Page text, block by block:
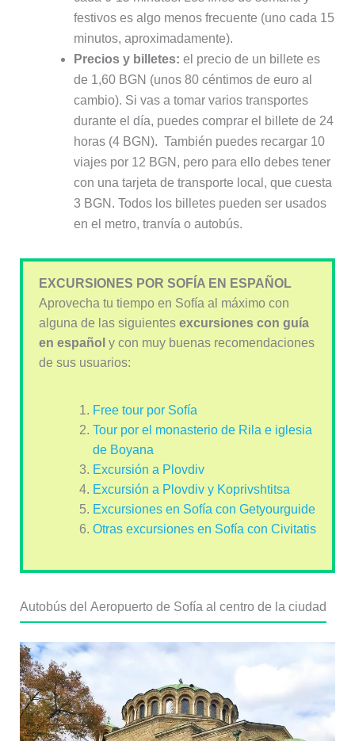
festivos es algo menos frecuente (uno cada 15
minutos, aproximadamente).
Precios y billetes: el precio de un billete es
de 1,60 BGN (unos 80 céntimos de euro al
cambio). Si vas a tomar varios transportes
durante el día, puedes comprar el billete de 24
horas (4 BGN). También puedes recargar 10
viajes por 12 BGN, pero para ello debes tener
con una tarjeta de transporte local, que cuesta
3 BGN. Todos los billetes pueden ser usados
en el metro, tranvía o autobús.
EXCURSIONES POR SOFÍA EN ESPAÑOL
Aprovecha tu tiempo en Sofía al máximo con
alguna de las siguientes excursiones con guía
en español y con muy buenas recomendaciones
de sus usuarios:
Free tour por Sofía
Tour por el monasterio de Rila e iglesia
de Boyana
Excursión a Plovdiv
Excursión a Plovdiv y Koprivshtitsa
Excursiones en Sofía con Getyourguide
Otras excursiones en Sofía con Civitatis
Autobús del Aeropuerto de Sofía al centro de la ciudad